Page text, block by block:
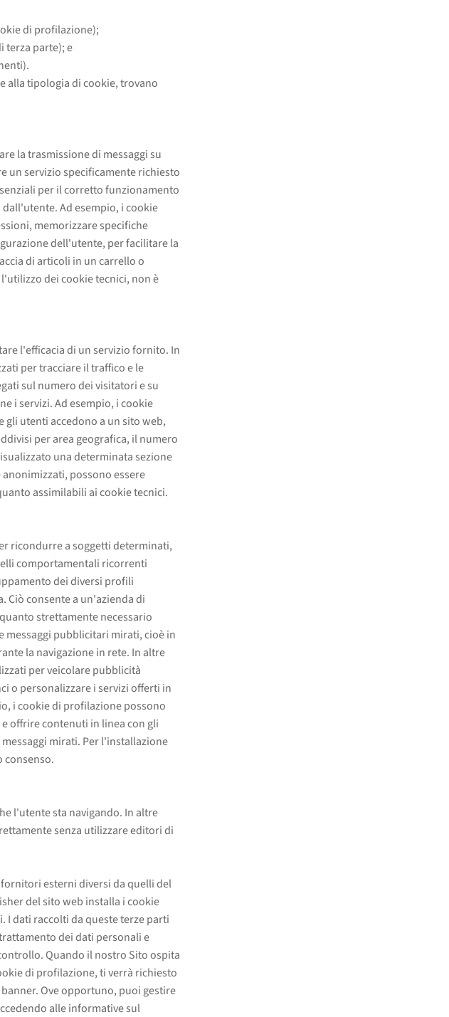
di profilazione);
terza parte); e
alla tipologia di cookie, trovano
la trasmissione di messaggi su
un servizio specificamente richiesto
per il corretto funzionamento
Ad esempio, i cookie
memorizzare specifiche
dell'utente, per facilitare la
di articoli in un carrello o
dei cookie tecnici, non è
l'efficacia di un servizio fornito. In
per tracciare il traffico e le
sul numero dei visitatori e su
i servizi. Ad esempio, i cookie
utenti accedono a un sito web,
per area geografica, il numero
una determinata sezione
possono essere
assimilabili ai cookie tecnici.
ricondurre a soggetti determinati,
comportamentali ricorrenti
dei diversi profili
Ciò consente a un'azienda di
strettamente necessario
messaggi pubblicitari mirati, cioè in
la navigazione in rete. In altre
per veicolare pubblicità
o personalizzare i servizi offerti in
i cookie di profilazione possono
offrire contenuti in linea con gli
mirati. Per l'installazione
consenso.
l'utente sta navigando. In altre
senza utilizzare editori di
esterni diversi da quelli del
del sito web installa i cookie
dati raccolti da queste terze parti
dei dati personali e
Quando il nostro Sito ospita
di profilazione, ti verrà richiesto
Ove opportuno, puoi gestire
alle informative sul